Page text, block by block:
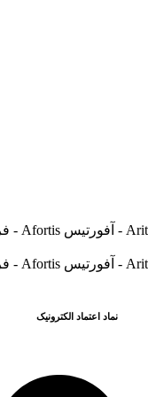
نماد اعتماد الکترونیک